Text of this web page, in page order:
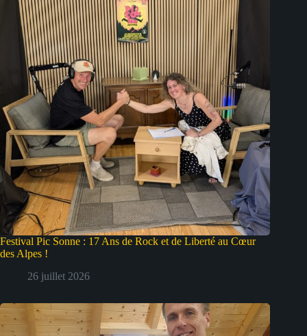
Festival Pic Sonne : 17 Ans de Rock et de Liberté au Cœur
des Alpes !
26 juillet 2026